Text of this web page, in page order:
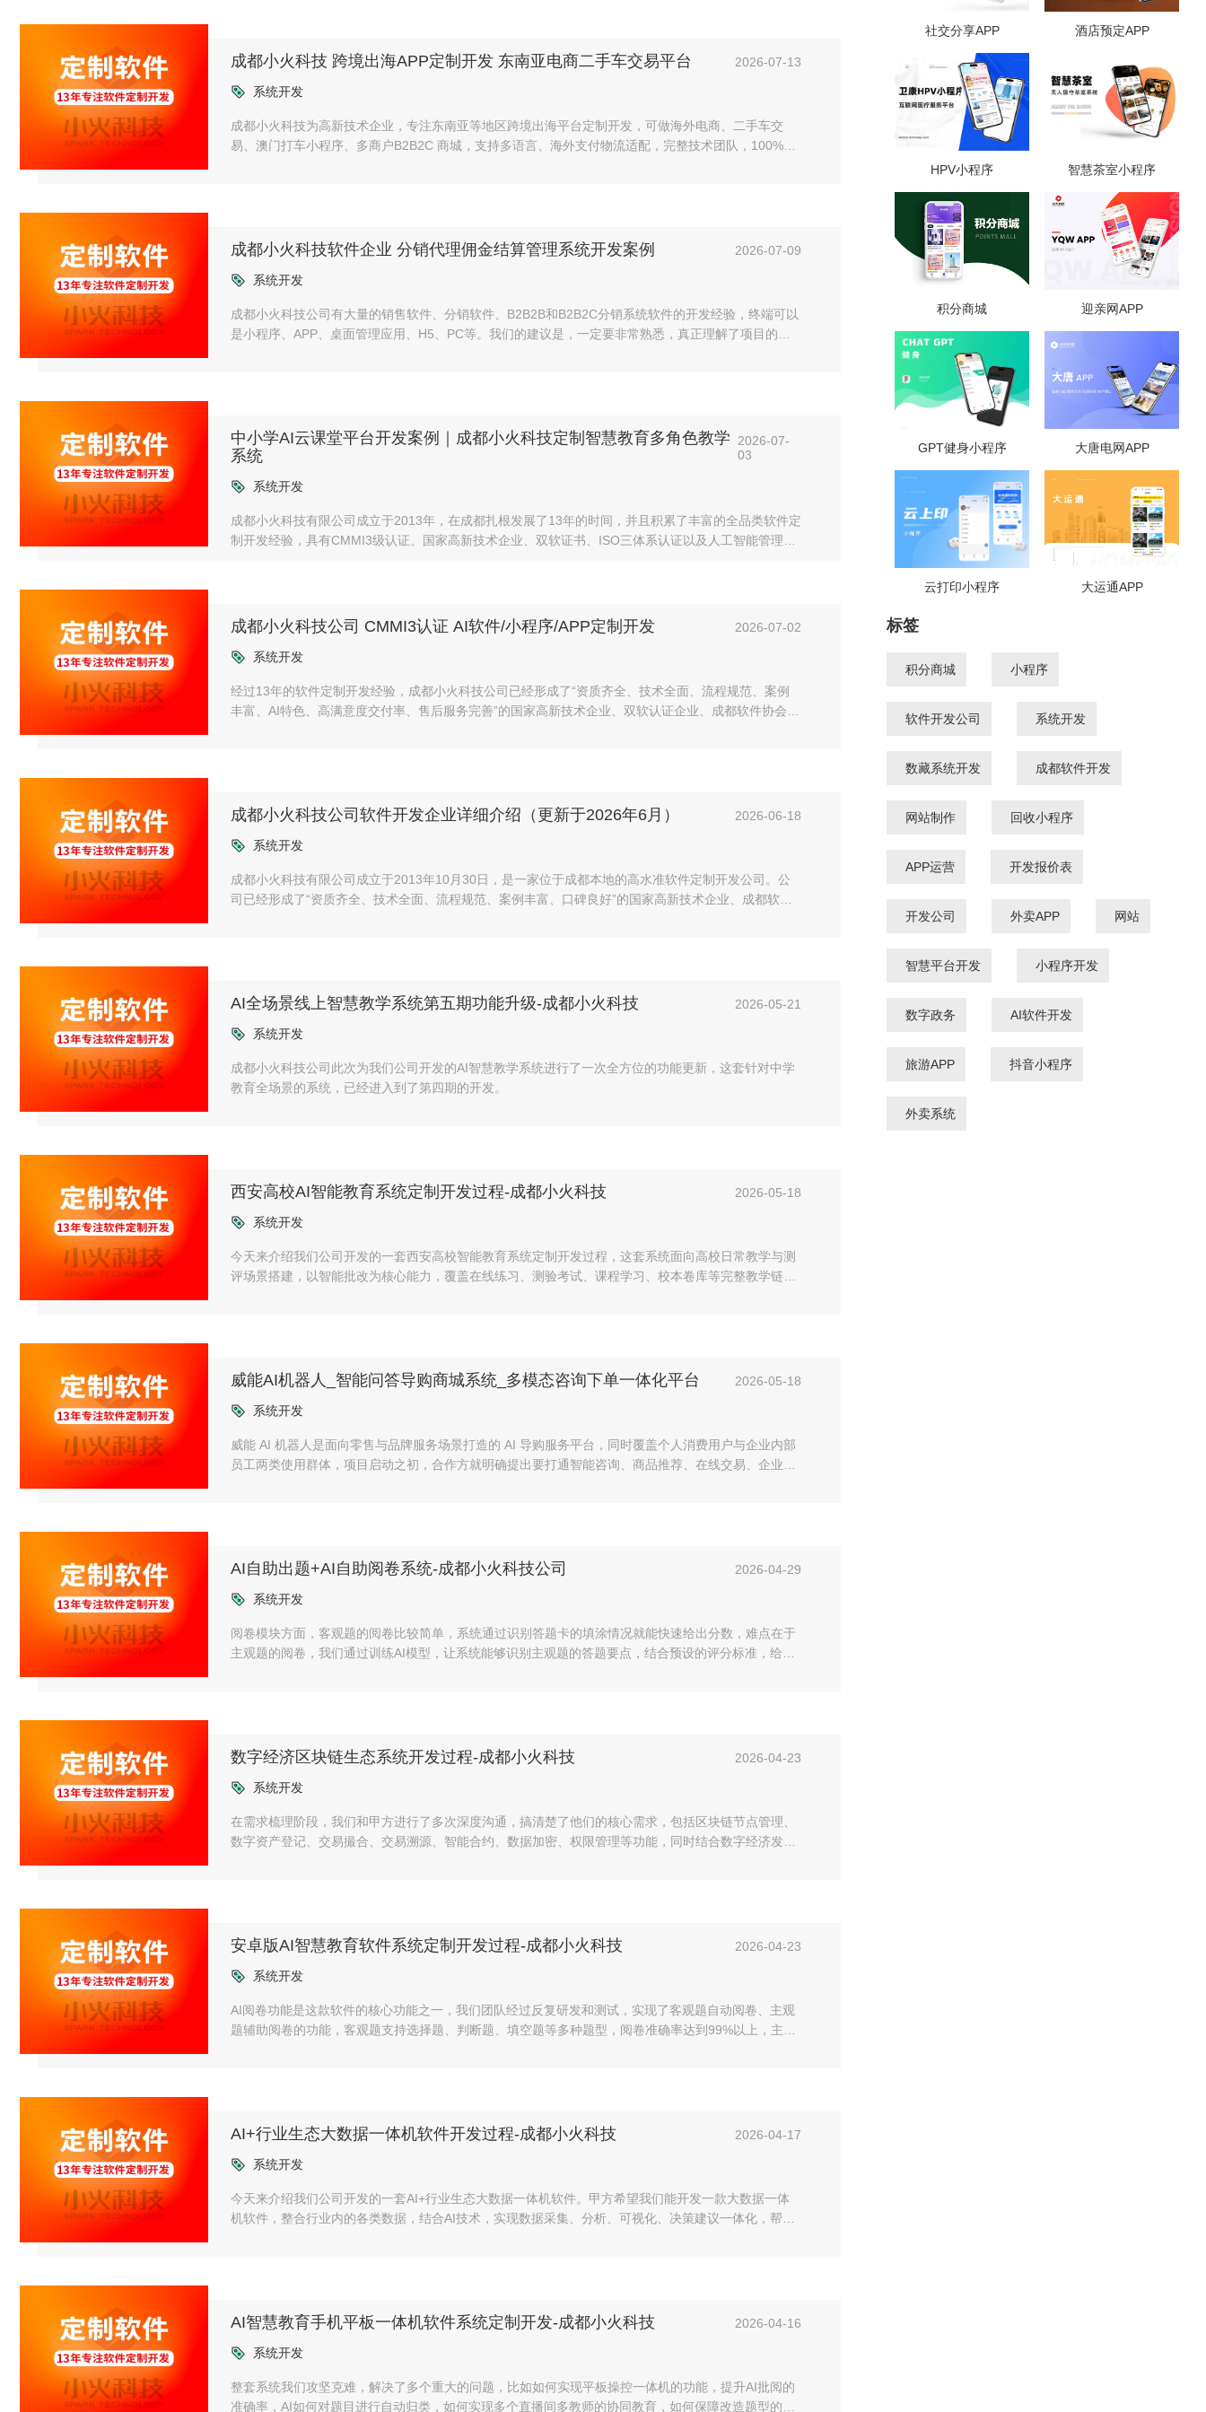
成都小火科技 跨境出海APP定制开发 东南亚电商二手车交易平台 2026-07-13
系统开发
成都小火科技为高新技术企业，专注东南亚等地区跨境出海平台定制开发，可做海外电商、二手车交
易、澳门打车小程序、多商户B2B2C 商城，支持多语言、海外支付物流适配，完整技术团队，100%，
成都小火科技软件企业 分销代理佣金结算管理系统开发案例 2026-07-09
系统开发
成都小火科技公司有大量的销售软件、分销软件、B2B2B和B2B2C分销系统软件的开发经验，终端可以
是小程序、APP、桌面管理应用、H5、PC等。我们的建议是，一定要非常熟悉，真正理解了项目的本
中小学AI云课堂平台开发案例｜成都小火科技定制智慧教育多角色教学
系统
2026-07-
03
系统开发
成都小火科技有限公司成立于2013年，在成都扎根发展了13年的时间，并且积累了丰富的全品类软件定
制开发经验，具有CMMI3级认证、国家高新技术企业、双软证书、ISO三体系认证以及人工智能管理系
成都小火科技公司 CMMI3认证 AI软件/小程序/APP定制开发 2026-07-02
系统开发
经过13年的软件定制开发经验，成都小火科技公司已经形成了“资质齐全、技术全面、流程规范、案例
丰富、AI特色、高满意度交付率、售后服务完善”的国家高新技术企业、双软认证企业、成都软件协会理
成都小火科技公司软件开发企业详细介绍（更新于2026年6月） 2026-06-18
系统开发
成都小火科技有限公司成立于2013年10月30日，是一家位于成都本地的高水准软件定制开发公司。公
司已经形成了“资质齐全、技术全面、流程规范、案例丰富、口碑良好”的国家高新技术企业、成都软件
AI全场景线上智慧教学系统第五期功能升级-成都小火科技 2026-05-21
系统开发
成都小火科技公司此次为我们公司开发的AI智慧教学系统进行了一次全方位的功能更新，这套针对中学
教育全场景的系统，已经进入到了第四期的开发。
西安高校AI智能教育系统定制开发过程-成都小火科技 2026-05-18
系统开发
今天来介绍我们公司开发的一套西安高校智能教育系统定制开发过程，这套系统面向高校日常教学与测
评场景搭建，以智能批改为核心能力，覆盖在线练习、测验考试、课程学习、校本卷库等完整教学链
威能AI机器人_智能问答导购商城系统_多模态咨询下单一体化平台 2026-05-18
系统开发
威能 AI 机器人是面向零售与品牌服务场景打造的 AI 导购服务平台，同时覆盖个人消费用户与企业内部
员工两类使用群体，项目启动之初，合作方就明确提出要打通智能咨询、商品推荐、在线交易、企业管
AI自助出题+AI自助阅卷系统-成都小火科技公司 2026-04-29
系统开发
阅卷模块方面，客观题的阅卷比较简单，系统通过识别答题卡的填涂情况就能快速给出分数，难点在于
主观题的阅卷，我们通过训练AI模型，让系统能够识别主观题的答题要点，结合预设的评分标准，给出
数字经济区块链生态系统开发过程-成都小火科技 2026-04-23
系统开发
在需求梳理阶段，我们和甲方进行了多次深度沟通，搞清楚了他们的核心需求，包括区块链节点管理、
数字资产登记、交易撮合、交易溯源、智能合约、数据加密、权限管理等功能，同时结合数字经济发展
安卓版AI智慧教育软件系统定制开发过程-成都小火科技 2026-04-23
系统开发
AI阅卷功能是这款软件的核心功能之一，我们团队经过反复研发和测试，实现了客观题自动阅卷、主观
题辅助阅卷的功能，客观题支持选择题、判断题、填空题等多种题型，阅卷准确率达到99%以上，主观
AI+行业生态大数据一体机软件开发过程-成都小火科技 2026-04-17
系统开发
今天来介绍我们公司开发的一套AI+行业生态大数据一体机软件。甲方希望我们能开发一款大数据一体
机软件，整合行业内的各类数据，结合AI技术，实现数据采集、分析、可视化、决策建议一体化，帮助
AI智慧教育手机平板一体机软件系统定制开发-成都小火科技 2026-04-16
系统开发
整套系统我们攻坚克难，解决了多个重大的问题，比如如何实现平板操控一体机的功能，提升AI批阅的
准确率，AI如何对题目进行自动归类，如何实现多个直播间多教师的协同教育，如何保障改造题型的正
社交分享APP 酒店预定APP
HPV小程序 智慧茶室小程序
积分商城 迎亲网APP
GPT健身小程序 大唐电网APP
云打印小程序 大运通APP
标签
积分商城 小程序
软件开发公司 系统开发
数藏系统开发 成都软件开发
网站制作 回收小程序
APP运营 开发报价表
开发公司 外卖APP 网站
智慧平台开发 小程序开发
数字政务 AI软件开发
旅游APP 抖音小程序
外卖系统